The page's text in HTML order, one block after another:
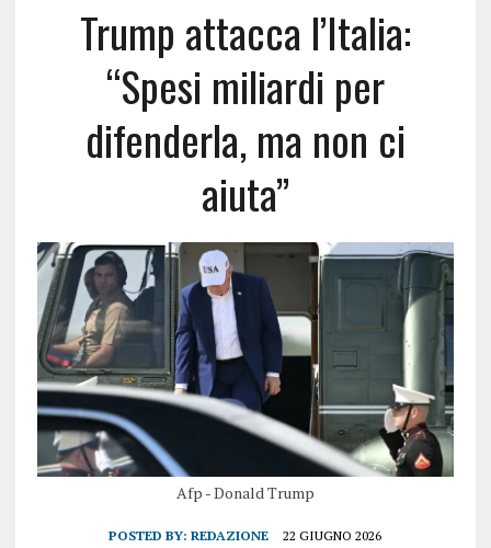
Trump attacca l’Italia:
“Spesi miliardi per
difenderla, ma non ci
aiuta”
Afp - Donald Trump
POSTED BY:REDAZIONE 22 GIUGNO 2026